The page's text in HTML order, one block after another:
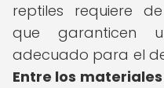
reptiles requiere
que garanticen
adecuado para el
Entre los